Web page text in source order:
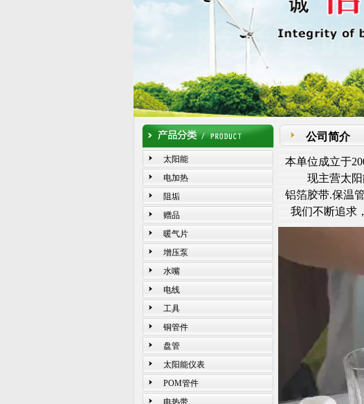
太阳能
电加热
阻垢
赠品
暖气片
增压泵
水嘴
电线
工具
铜管件
盘管
太阳能仪表
POM管件
公司简介
本单位成立于
现主营太阳能
铝箔胶带.保温
我们不断追求